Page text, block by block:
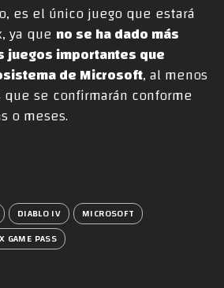
es el único juego que estará
ya que no se ha dado más
importantes que
de Microsoft, al menos
se confirmarán conforme
o meses.
DIABLO IV
MICROSOFT
GAME PASS